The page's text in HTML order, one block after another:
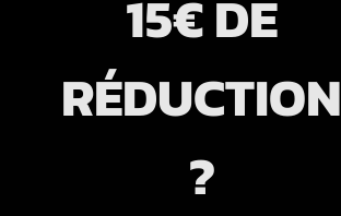
15€ DE
RÉDUCTION
?